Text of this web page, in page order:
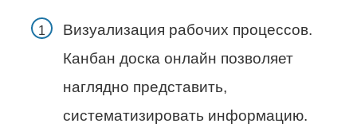
Визуализация рабочих процессов.
Канбан доска онлайн позволяет
наглядно представить,
систематизировать информацию.